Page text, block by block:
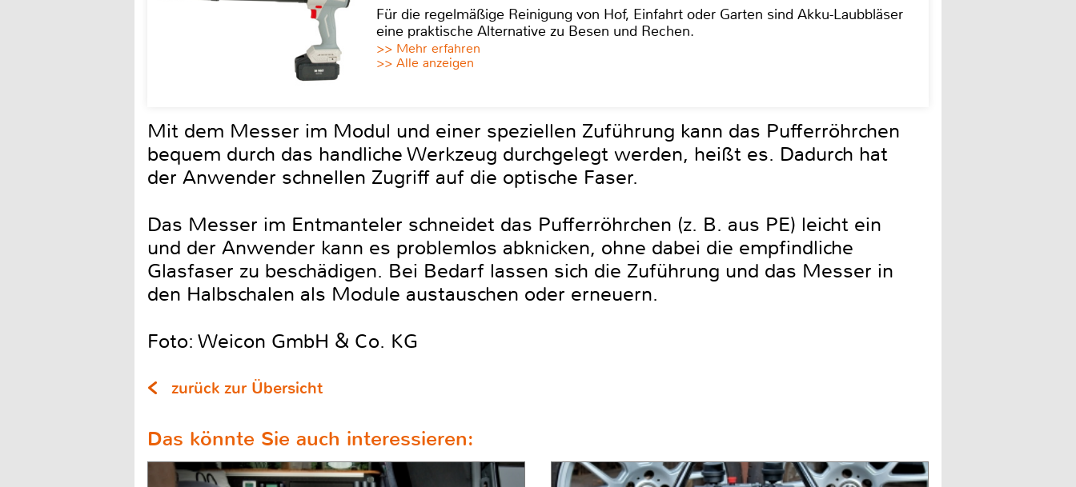
Für die regelmäßige Reinigung von Hof, Einfahrt oder Garten sind Akku-Laubbläser
eine praktische Alternative zu Besen und Rechen.
>> Mehr erfahren
>> Alle anzeigen
Mit dem Messer im Modul und einer speziellen Zuführung kann das Pufferröhrchen
bequem durch das handliche Werkzeug durchgelegt werden, heißt es. Dadurch hat
der Anwender schnellen Zugriff auf die optische Faser.
Das Messer im Entmanteler schneidet das Pufferröhrchen (z. B. aus PE) leicht ein
und der Anwender kann es problemlos abknicken, ohne dabei die empfindliche
Glasfaser zu beschädigen. Bei Bedarf lassen sich die Zuführung und das Messer in
den Halbschalen als Module austauschen oder erneuern.
Foto: Weicon GmbH & Co. KG
zurück zur Übersicht
Das könnte Sie auch interessieren: